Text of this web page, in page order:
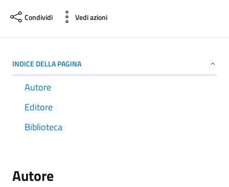
Condividi Vedi azioni
INDICE DELLA PAGINA
Autore
Editore
Biblioteca
Autore